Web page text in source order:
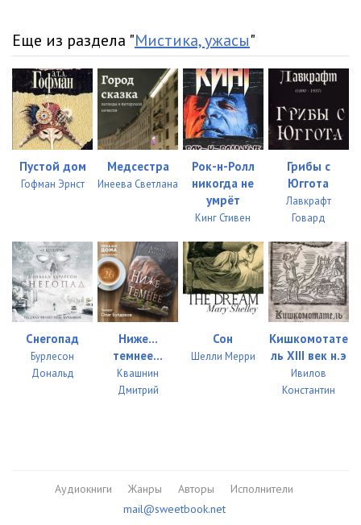
Еще из раздела "Мистика, ужасы"
Пустой дом
Гофман Эрнст
Медсестра
Инеева Светлана
Рок-н-Ролл
никогда не
умрёт
Кинг Стивен
Грибы с
Юггота
Лавкрафт
Говард
Снегопад
Бурлесон
Дональд
Ниже...
темнее...
Квашнин
Дмитрий
Сон
Шелли Мерри
Кишкомотате
ль XIII век н.э
Ивилов
Константин
Аудиокниги Жанры Авторы
Исполнители
mail@sweetbook.net